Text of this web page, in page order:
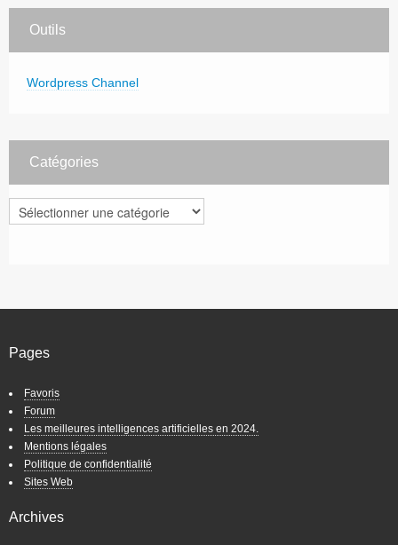
Outils
Wordpress Channel
Catégories
Catégories
Pages
Favoris
Forum
Les meilleures intelligences artificielles en 2024.
Mentions légales
Politique de confidentialité
Sites Web
Archives